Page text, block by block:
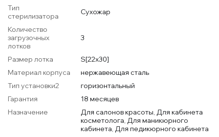
Тип
стерилизатора
Сухожар
Количество
загрузочных
лотков
3
Размер лотка
S[22х30]
Материал корпуса
нержавеющая сталь
Тип установки2
горизонтальный
Гарантия
18 месяцев
Назначение
Для салонов красоты, Для кабинета
косметолога, Для маникюрного
кабинета, Для педикюрного кабинета